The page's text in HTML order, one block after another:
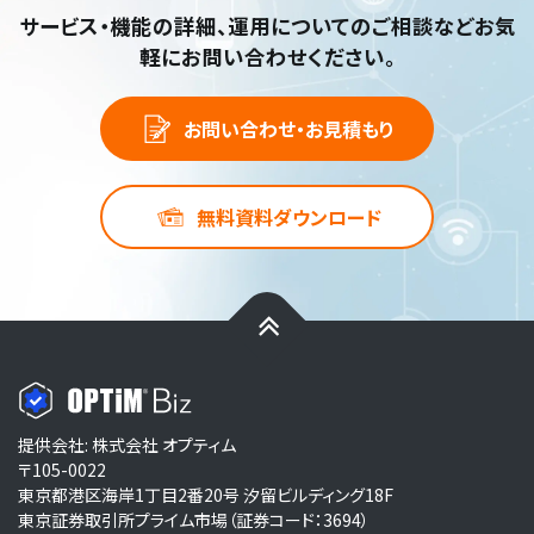
サービス・機能の詳細、運用についてのご相談などお気
軽にお問い合わせください。
お問い合わせ・お見積もり
無料資料ダウンロード
提供会社: 株式会社 オプティム
〒105-0022
東京都港区海岸1丁目2番20号 汐留ビルディング18F
東京証券取引所プライム市場（証券コード：3694）